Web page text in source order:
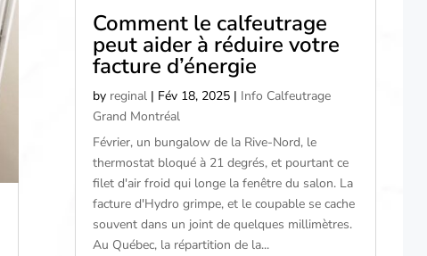
Comment le calfeutrage
peut aider à réduire votre
facture d’énergie
by reginal| Fév 18, 2025| Info Calfeutrage
Grand Montréal
Février, un bungalow de la Rive-Nord, le
thermostat bloqué à 21 degrés, et pourtant ce
filet d'air froid qui longe la fenêtre du salon. La
facture d'Hydro grimpe, et le coupable se cache
souvent dans un joint de quelques millimètres.
Au Québec, la répartition de la...